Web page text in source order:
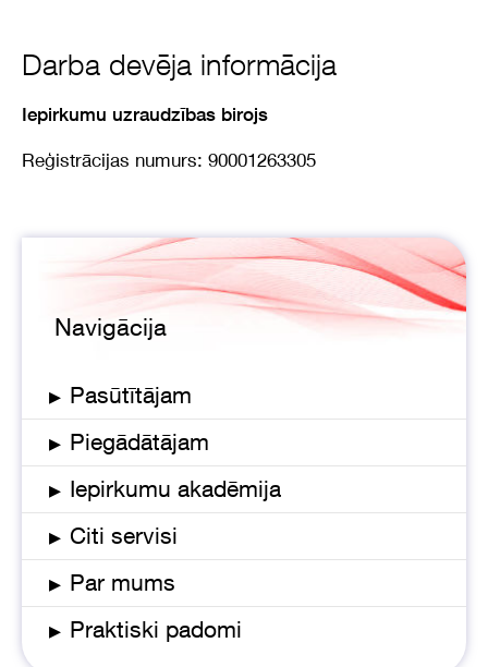
Darba devēja informācija
Iepirkumu uzraudzības birojs
Reģistrācijas numurs: 90001263305
Navigācija
▸ Pasūtītājam
▸ Piegādātājam
▸ Iepirkumu akadēmija
▸ Citi servisi
▸ Par mums
▸ Praktiski padomi